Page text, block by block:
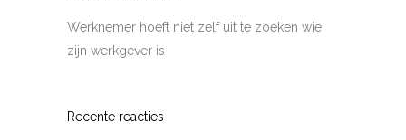
Werknemer hoeft niet zelf uit te zoeken wie
zijn werkgever is
Recente reacties